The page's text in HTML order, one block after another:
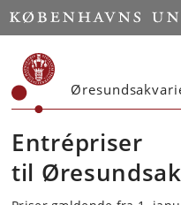
Start
Entrépriser
til